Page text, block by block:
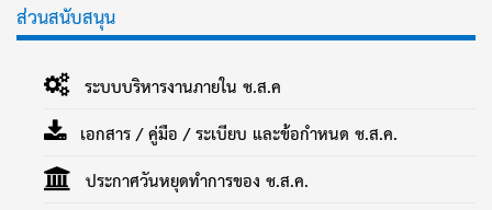
ส่วนสนับสนุน
ระบบบริหารงานภายใน ช.ส.ค
เอกสาร / คู่มือ / ระเบียบ และข้อกำหนด ช.ส.ค.
ประกาศวันหยุดทำการของ ช.ส.ค.